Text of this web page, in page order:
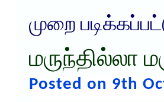
முறை
மருந்தில்லா
Posted on 9th